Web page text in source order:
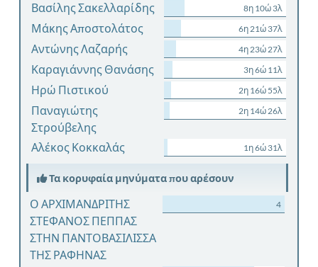
Βασίλης Σακελλαρίδης 8η 10ώ 3λ
Μάκης Αποστολάτος 6η 21ώ 37λ
Αντώνης Λαζαρής 4η 23ώ 27λ
Καραγιάννης Θανάσης 3η 6ώ 11λ
Ηρώ Πιστικού 2η 16ώ 55λ
Παναγιώτης
Στρούβελης
2η 14ώ 26λ
Αλέκος Κοκκαλάς 1η 6ώ 31λ
Τα κορυφαία μηνύματα που αρέσουν
Ο ΑΡΧΙΜΑΝΔΡΙΤΗΣ
ΣΤΕΦΑΝΟΣ ΠΕΠΠΑΣ
ΣΤΗΝ ΠΑΝΤΟΒΑΣΙΛΙΣΣΑ
ΤΗΣ ΡΑΦΗΝΑΣ
4